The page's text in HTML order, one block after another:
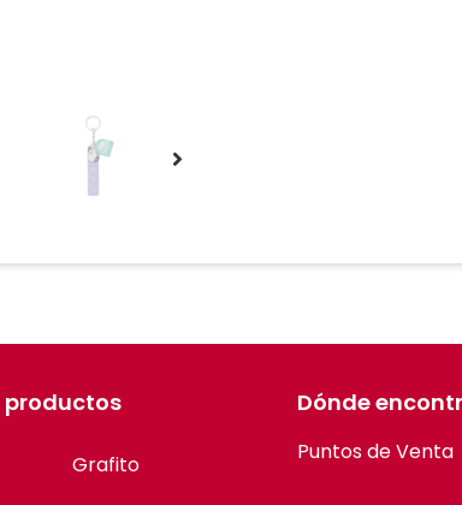
Grafito
Dónde
Puntos de Venta